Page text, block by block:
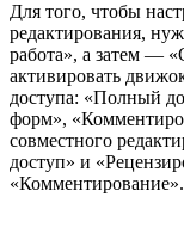
Для того, чтобы
редактирования,
работа», а затем —
активировать
доступа: «Полный
форм»,
совместного
доступ» и
«Комментирование».